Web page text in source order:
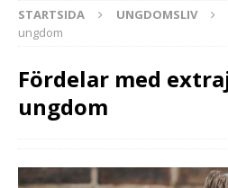
STARTSIDA UNGDOMSLIV
ungdom
Fördelar med
ungdom